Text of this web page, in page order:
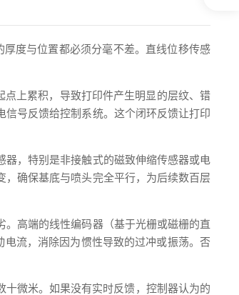
度与位置都必须分毫不差。直线位移传感
上累积，导致打印件产生明显的层纹、错
号反馈给控制系统。这个闭环反馈让打印
，特别是非接触式的磁致伸缩传感器或电
确保基底与喷头完全平行，为后续数百层
高端的线性编码器（基于光栅或磁栅的直
流，消除因为惯性导致的过冲或振荡。否
微米。如果没有实时反馈，控制器认为的